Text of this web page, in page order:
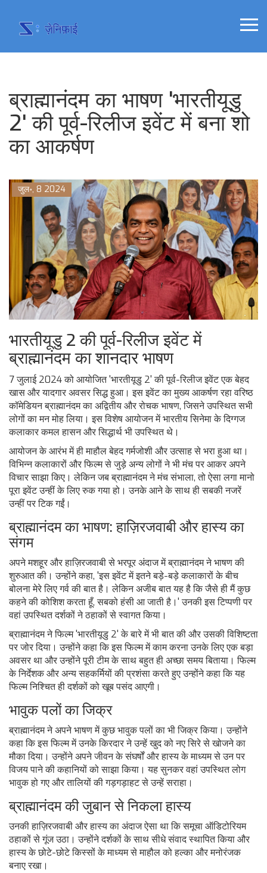
ब्राह्मानंदम का भाषण 'भारतीयूडु
2' की पूर्व-रिलीज इवेंट में बना शो
का आकर्षण
जुल॰, 8 2024
भारतीयूडु 2 की पूर्व-रिलीज इवेंट में
ब्राह्मानंदम का शानदार भाषण
7 जुलाई 2024 को आयोजित 'भारतीयूडु 2' की पूर्व-रिलीज इवेंट एक बेहद
खास और यादगार अवसर सिद्ध हुआ। इस इवेंट का मुख्य आकर्षण रहा वरिष्ठ
कॉमेडियन ब्राह्मानंदम का अद्वितीय और रोचक भाषण, जिसने उपस्थित सभी
लोगों का मन मोह लिया। इस विशेष आयोजन में भारतीय सिनेमा के दिग्गज
कलाकार कमल हासन और सिद्धार्थ भी उपस्थित थे।
आयोजन के आरंभ में ही माहौल बेहद गर्मजोशी और उत्साह से भरा हुआ था।
विभिन्न कलाकारों और फिल्म से जुड़े अन्य लोगों ने भी मंच पर आकर अपने
विचार साझा किए। लेकिन जब ब्राह्मानंदम ने मंच संभाला, तो ऐसा लगा मानो
पूरा इवेंट उन्हीं के लिए रुक गया हो। उनके आने के साथ ही सबकी नजरें
उन्हीं पर टिक गईं।
ब्राह्मानंदम का भाषण: हाज़िरजवाबी और हास्य का
संगम
अपने मशहूर और हाज़िरजवाबी से भरपूर अंदाज में ब्राह्मानंदम ने भाषण की
शुरुआत की। उन्होंने कहा, 'इस इवेंट में इतने बड़े-बड़े कलाकारों के बीच
बोलना मेरे लिए गर्व की बात है। लेकिन अजीब बात यह है कि जैसे ही मैं कुछ
कहने की कोशिश करता हूँ, सबको हंसी आ जाती है।' उनकी इस टिप्पणी पर
वहां उपस्थित दर्शकों ने ठहाकों से स्वागत किया।
ब्राह्मानंदम ने फिल्म 'भारतीयूडु 2' के बारे में भी बात की और उसकी विशिष्टता
पर जोर दिया। उन्होंने कहा कि इस फिल्म में काम करना उनके लिए एक बड़ा
अवसर था और उन्होंने पूरी टीम के साथ बहुत ही अच्छा समय बिताया। फिल्म
के निर्देशक और अन्य सहकर्मियों की प्रशंसा करते हुए उन्होंने कहा कि यह
फिल्म निश्चित ही दर्शकों को खूब पसंद आएगी।
भावुक पलों का जिक्र
ब्राह्मानंदम ने अपने भाषण में कुछ भावुक पलों का भी जिक्र किया। उन्होंने
कहा कि इस फिल्म में उनके किरदार ने उन्हें खुद को नए सिरे से खोजने का
मौका दिया। उन्होंने अपने जीवन के संघर्षों और हास्य के माध्यम से उन पर
विजय पाने की कहानियों को साझा किया। यह सुनकर वहां उपस्थित लोग
भावुक हो गए और तालियों की गड़गड़ाहट से उन्हें सराहा।
ब्राह्मानंदम की जुबान से निकला हास्य
उनकी हाज़िरजवाबी और हास्य का अंदाज ऐसा था कि समूचा ऑडिटोरियम
ठहाकों से गूंज उठा। उन्होंने दर्शकों के साथ सीधे संवाद स्थापित किया और
हास्य के छोटे-छोटे किस्सों के माध्यम से माहौल को हल्का और मनोरंजक
बनाए रखा।